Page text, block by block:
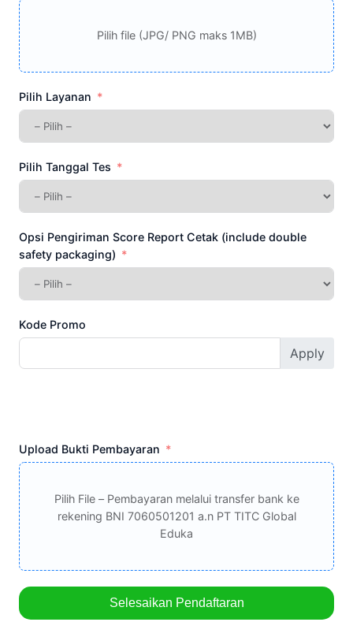
Pilih file (JPG/ PNG maks 1MB)
Pilih Layanan
Pilih Tanggal Tes
Opsi Pengiriman Score Report Cetak (include double
safety packaging)
Kode Promo
Apply
Upload Bukti Pembayaran
Pilih File – Pembayaran melalui transfer bank ke
rekening BNI 7060501201 a.n PT TITC Global
Eduka
Selesaikan Pendaftaran